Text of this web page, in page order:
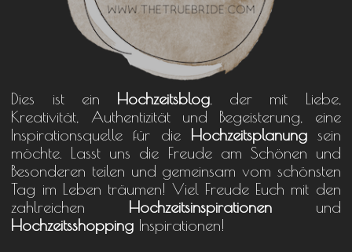
Dies ist ein Hochzeitsblog, der mit Liebe,
Kreativität, Authentizität und Begeisterung, eine
Inspirationsquelle für die Hochzeitsplanungsein
möchte. Lasst uns die Freude am Schönen und
Besonderen teilen und gemeinsam vom schönsten
Tag im Leben träumen! Viel Freude Euch mit den
zahlreichen Hochzeitsinspirationen und
Hochzeitsshopping Inspirationen!